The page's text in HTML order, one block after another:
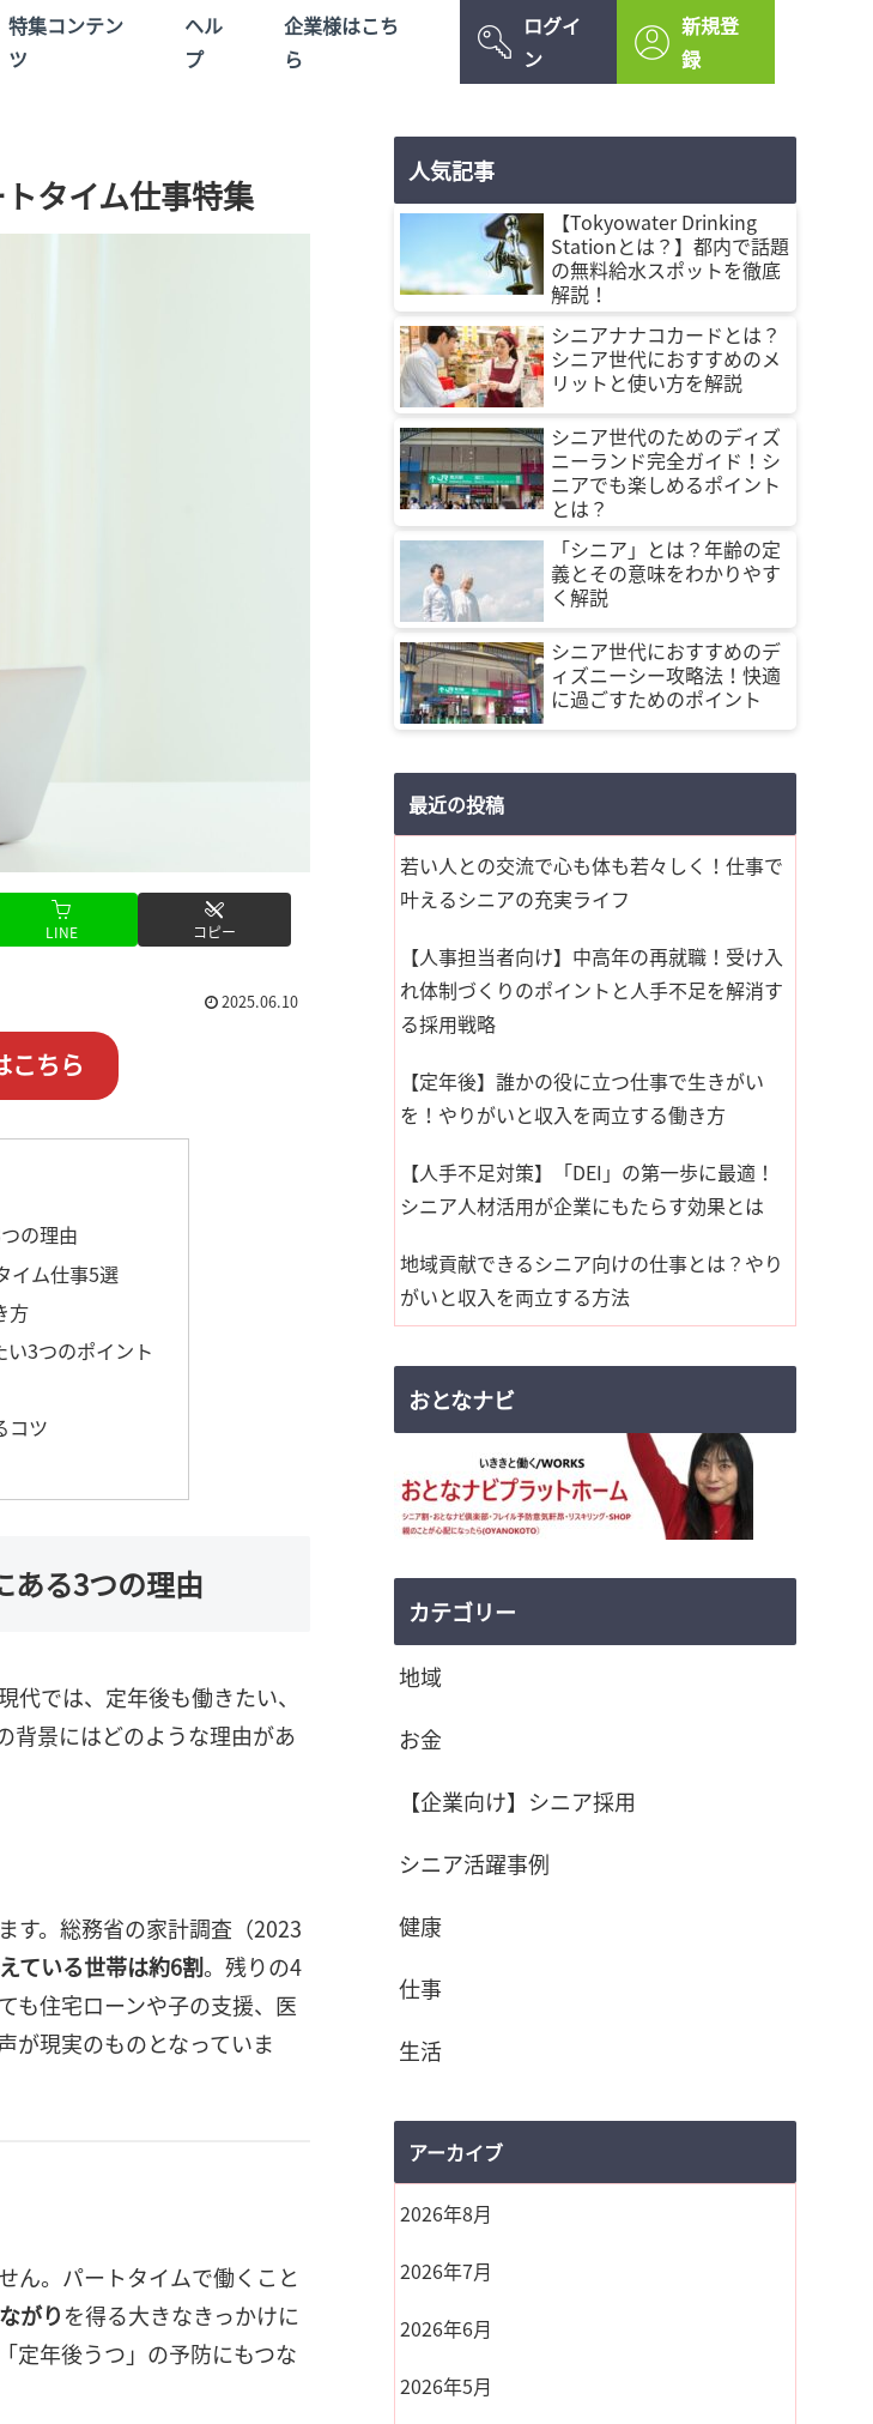
特集コンテン
ツ
ヘル
プ
企業様はこち
ら
ログイ
ン
新規登
録
タイム仕事特集
LINE コピー
2025.06.10
こちら
の理由
イム仕事5選
方
3つのポイント
コツ
ある3つの理由
では、定年後も働きたい、
背景にはどのような理由があ
す。総務省の家計調査（2023
ている世帯は約6割。残りの4
も住宅ローンや子の支援、医
が現実のものとなっていま
ん。パートタイムで働くこと
がりを得る大きなきっかけに
定年後うつ」の予防にもつな
人気記事
【Tokyowater Drinking
Stationとは？】都内で話題
の無料給水スポットを徹底
解説！
シニアナナコカードとは？
シニア世代におすすめのメ
リットと使い方を解説
シニア世代のためのディズ
ニーランド完全ガイド！シ
ニアでも楽しめるポイント
とは？
「シニア」とは？年齢の定
義とその意味をわかりやす
く解説
シニア世代におすすめのデ
ィズニーシー攻略法！快適
に過ごすためのポイント
最近の投稿
若い人との交流で心も体も若々しく！仕事で
叶えるシニアの充実ライフ
【人事担当者向け】中高年の再就職！受け入
れ体制づくりのポイントと人手不足を解消す
る採用戦略
【定年後】誰かの役に立つ仕事で生きがい
を！やりがいと収入を両立する働き方
【人手不足対策】「DEI」の第一歩に最適！
シニア人材活用が企業にもたらす効果とは
地域貢献できるシニア向けの仕事とは？やり
がいと収入を両立する方法
おとなナビ
カテゴリー
地域
お金
【企業向け】シニア採用
シニア活躍事例
健康
仕事
生活
アーカイブ
2026年8月
2026年7月
2026年6月
2026年5月